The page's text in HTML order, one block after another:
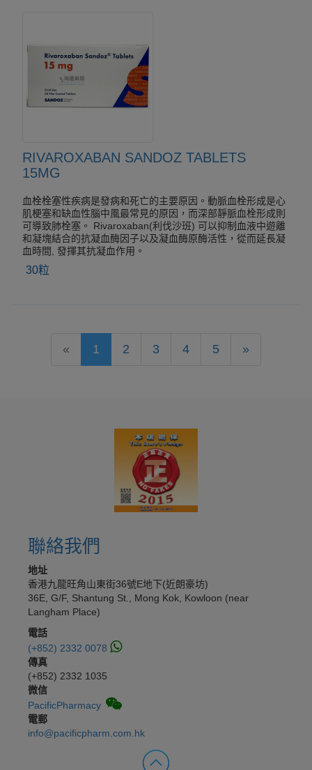
RIVAROXABAN SANDOZ TABLETS
15MG
血栓栓塞性疾病是發病和死亡的主要原因。動脈血栓形成是心
肌梗塞和缺血性腦中風最常見的原因，而深部靜脈血栓形成則
可導致肺栓塞。 Rivaroxaban(利伐沙班) 可以抑制血液中遊離
和凝塊結合的抗凝血酶因子以及凝血酶原酶活性，從而延長凝
血時間, 發揮其抗凝血作用。
30粒
« 1 2 3 4 5 »
聯絡我們
地址
香港九龍旺角山東街36號E地下(近朗豪坊)
36E, G/F, Shantung St., Mong Kok, Kowloon (near
Langham Place)
電話
(+852) 2332 0078
傳真
(+852) 2332 1035
微信
PacificPharmacy
電郵
info@pacificpharm.com.hk